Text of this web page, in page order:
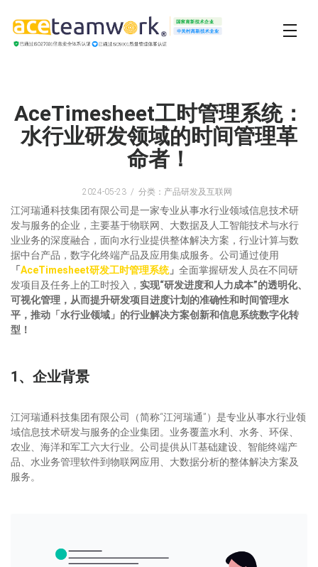
AceTimesheet工时管理系统：
水行业研发领域的时间管理革
命者！
2024-05-23 分类：产品研发及互联网
江河瑞通科技集团有限公司是一家专业从事水行业领域信息技术研
发与服务的企业，主要基于物联网、大数据及人工智能技术与水行
业业务的深度融合，面向水行业提供整体解决方案，行业计算与数
据中台产品，数字化终端产品及应用集成服务。公司通过使用
「 AceTimesheet研发工时管理系统」 全面掌握研发人员在不同研
发项目及任务上的工时投入， 实现“研发进度和人力成本”的透明化、
可视化管理，从而提升研发项目进度计划的准确性和时间管理水
平，推动「水行业领域」的行业解决方案创新和信息系统数字化转
型！
1、企业背景
江河瑞通科技集团有限公司（简称“江河瑞通”）是专业从事水行业领
域信息技术研发与服务的企业集团。业务覆盖水利、水务、环保、
农业、海洋和军工六大行业。公司提供从IT基础建设、智能终端产
品、水业务管理软件到物联网应用、大数据分析的整体解决方案及
服务。